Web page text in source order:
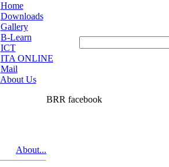
Home
Downloads
Gallery
B-Learn
ICT
ITA ONLINE
Mail
About Us
About...
BRR facebook